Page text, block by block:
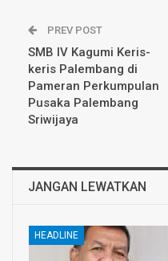
PREV POST
SMB IV Kagumi Keris-
keris Palembang di
Pameran Perkumpulan
Pusaka Palembang
Sriwijaya
JANGAN LEWATKAN
HEADLINE